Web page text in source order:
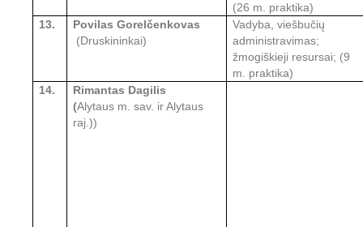
(26 m. praktika)
13.
Povilas Gorelčenkovas
(Druskininkai)
Vadyba, viešbučių
administravimas;
žmogiškieji resursai; (9
m. praktika)
14.
Rimantas Dagilis
(Alytaus m. sav. ir Alytaus
raj.))